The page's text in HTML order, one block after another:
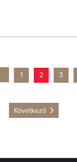
1 2 3
Következő